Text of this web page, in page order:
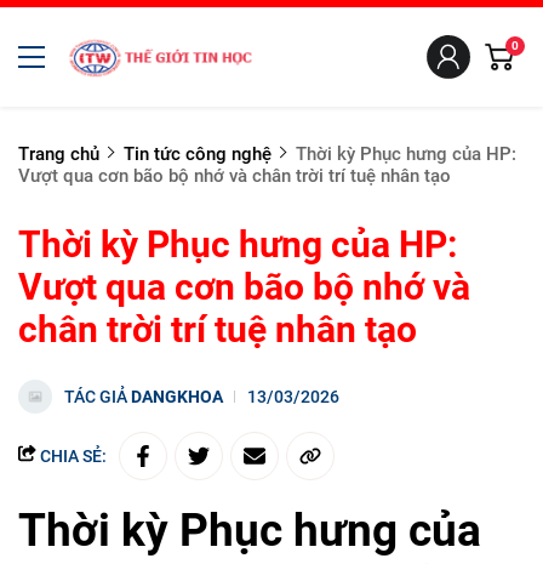
0
Trang chủ Tin tức công nghệ
Thời kỳ Phục hưng của HP:
Vượt qua cơn bão bộ nhớ và chân trời trí tuệ nhân tạo
Thời kỳ Phục hưng của HP:
Vượt qua cơn bão bộ nhớ và
chân trời trí tuệ nhân tạo
TÁC GIẢDANGKHOA 13/03/2026
CHIA SẺ:
Thời kỳ Phục hưng của